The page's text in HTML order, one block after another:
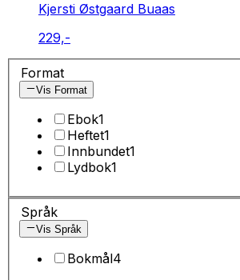
Kjersti Østgaard Buaas
229,-
Format
Vis Format
Ebok1
Heftet1
Innbundet1
Lydbok1
Språk
Vis Språk
Bokmål4